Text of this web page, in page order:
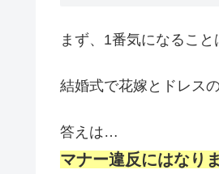
まず、1番気になること
結婚式で花嫁とドレス
答えは…
マナー違反にはなり